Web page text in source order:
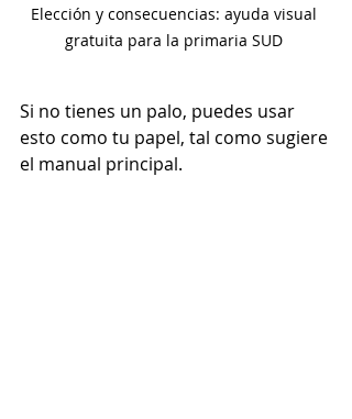
Elección y consecuencias: ayuda visual
gratuita para la primaria SUD
Si no tienes un palo, puedes usar
esto como tu papel, tal como sugiere
el manual principal.